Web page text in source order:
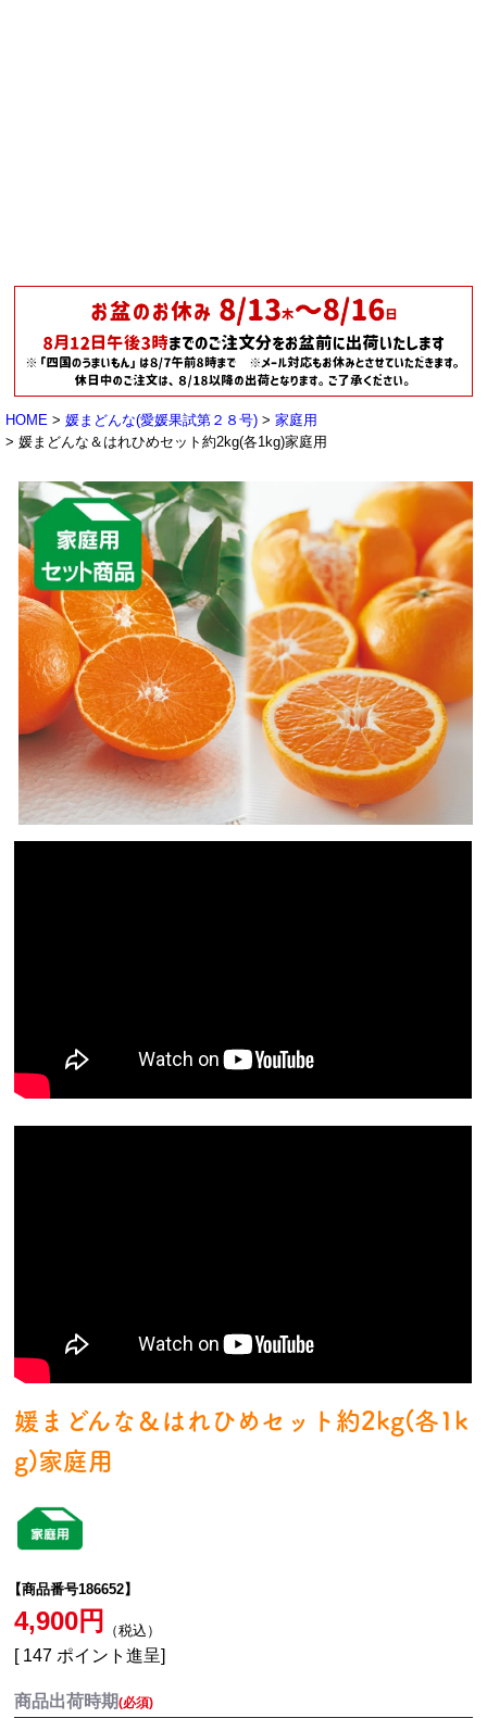
HOME 媛まどんな(愛媛果試第２８号)
家庭用
媛まどんな＆はれひめセット約2kg(各1kg)家庭用
媛まどんな＆はれひめセット約2kg(各1k
g)家庭用
【商品番号186652】
4,900 税込
[ 147 ポイント進呈]
商品出荷時期(必須)